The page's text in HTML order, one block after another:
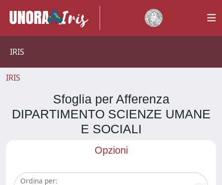
IRIS
IRIS
Sfoglia per Afferenza
DIPARTIMENTO SCIENZE UMANE
E SOCIALI
Opzioni
Ordina per: